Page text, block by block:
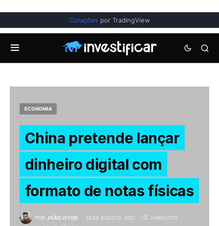
Cotações por TradingView
ECONOMIA
China pretende lançar
dinheiro digital com
formato de notas físicas
POR JOÃO VITOR 23 DE AGOSTO, 2021
3 MINUTOS